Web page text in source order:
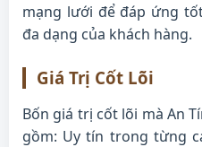
mạng lưới để đáp ứng
đa dạng của khách hàng.
Giá Trị Cốt Lõi
Bốn giá trị cốt lõi mà An
gồm: Uy tín trong từng